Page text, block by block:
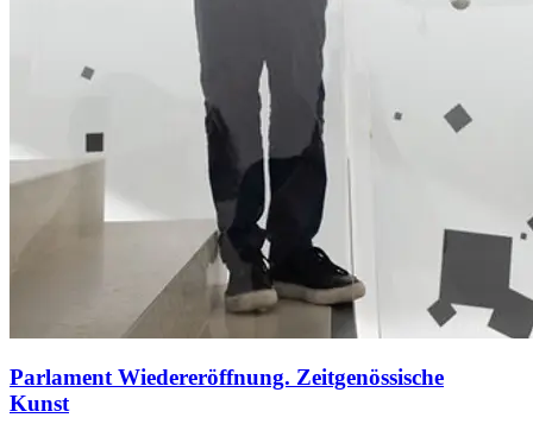
Parlament Wiedereröffnung. Zeitgenössische
Kunst